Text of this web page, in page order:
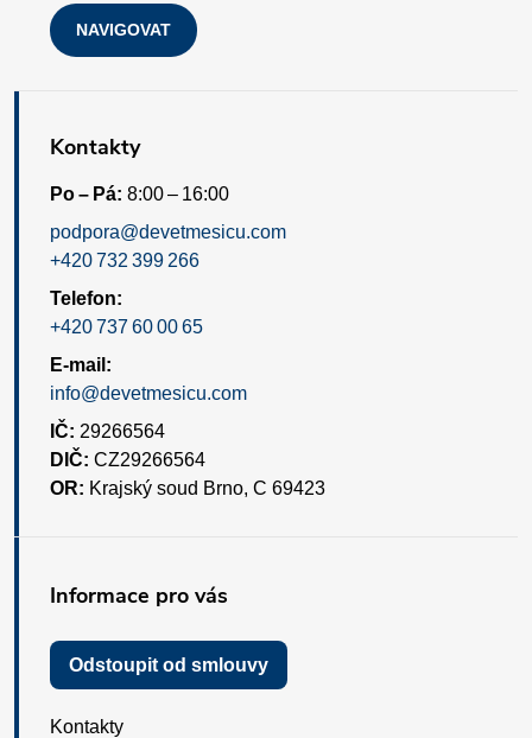
NAVIGOVAT
Kontakty
Po – Pá: 8:00 – 16:00
podpora@devetmesicu.com
+420 732 399 266
Telefon:
+420 737 60 00 65
E-mail:
info@devetmesicu.com
IČ: 29266564
DIČ: CZ29266564
OR: Krajský soud Brno, C 69423
Informace pro vás
Odstoupit od smlouvy
Kontakty